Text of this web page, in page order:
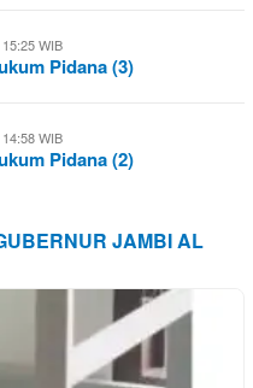
WIB
Pidana (3)
WIB
Pidana (2)
JAMBI AL